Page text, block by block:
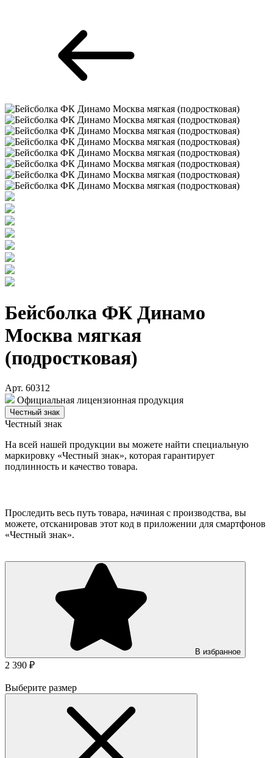
Бейсболка ФК Динамо
Москва мягкая
(подростковая)
Арт. 60312
Официальная лицензионная продукция
Честный знак
Честный знак
На всей нашей продукции вы можете найти специальную
маркировку «Честный знак», которая гарантирует
подлинность и качество товара.
Проследить весь путь товара, начиная с производства, вы
можете, отсканировав этот код в приложении для смартфонов
«Честный знак».
В избранное
2 390 ₽
Выберите размер